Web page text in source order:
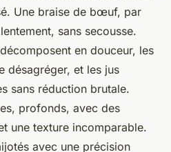
Une braise de bœuf, par
sans secousse.
en douceur, les
désagréger, et les jus
sans réduction brutale.
profonds, avec des
une texture incomparable.
avec une précision